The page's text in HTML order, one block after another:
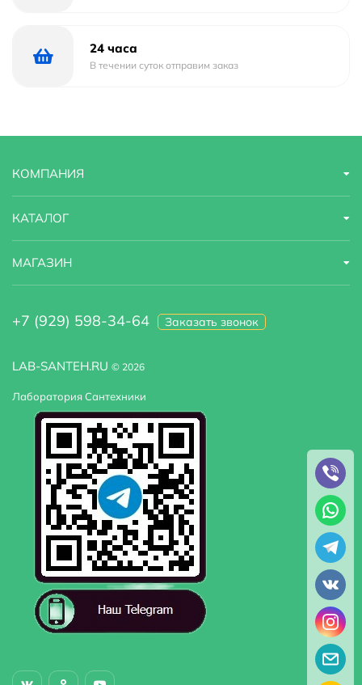
WA-002B
24 часа
В течении суток отправим заказ
LAB-SANTEH.RU © 2026
Лаборатория Сантехники
КОМПАНИЯ
КАТАЛОГ
МАГАЗИН
+7 (929) 598-34-64 Заказать звонок